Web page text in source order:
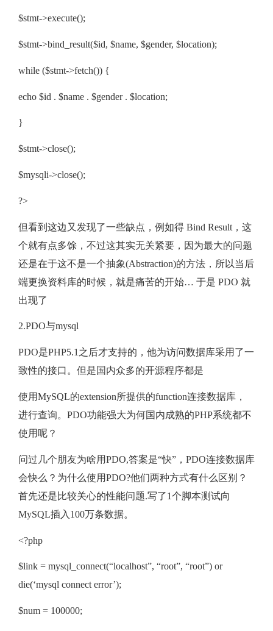
$stmt->execute();
$stmt->bind_result($id, $name, $gender, $location);
while ($stmt->fetch()) {
echo $id . $name . $gender . $location;
}
$stmt->close();
$mysqli->close();
?>
但看到这边又发现了一些缺点，例如得 Bind Result，这
个就有点多馀，不过这其实无关紧要，因为最大的问题
还是在于这不是一个抽象(Abstraction)的方法，所以当后
端更换资料库的时候，就是痛苦的开始… 于是 PDO 就
出现了
2.PDO与mysql
PDO是PHP5.1之后才支持的，他为访问数据库采用了一
致性的接口。但是国内众多的开源程序都是
使用MySQL的extension所提供的function连接数据库，
进行查询。PDO功能强大为何国内成熟的PHP系统都不
使用呢？
问过几个朋友为啥用PDO,答案是“快”，PDO连接数据库
会快么？为什么使用PDO?他们两种方式有什么区别？
首先还是比较关心的性能问题.写了1个脚本测试向
MySQL插入100万条数据。
<?php
$link = mysql_connect(“localhost”, “root”, “root”) or
die(‘mysql connect error’);
$num = 100000;